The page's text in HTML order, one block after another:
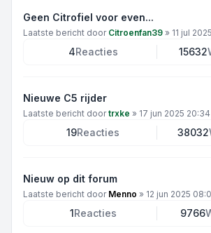
Geen Citrofiel voor even...
Laatste bericht door Citroenfan39 » 11 jul
4Reacties 15632
Nieuwe C5 rijder
Laatste bericht doortrxke » 17 jun 2025 20:34
19Reacties 38032
Nieuw op dit forum
Laatste bericht door Menno » 12 jun 2025
1Reacties 9766